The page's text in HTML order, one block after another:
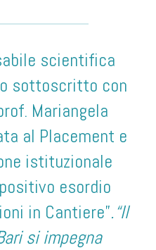
scientifica
sottoscritto con
Mariangela
al Placement e
istituzionale
esordio
in Cantiere”.“Il
si impegna